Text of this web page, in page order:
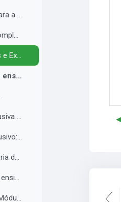
As principais barreiras para a inclusão.
Materiais para estudo complementar - Módulo 3.
Compartilhando Saberes e Experiências. 2
Módulo 4: Monitoria de ensino inclusiva no processo formativo de estudantes com Necessidades Educacionais Específicas - NEE no contexto da Educação Profissional e Tecnológica.
Monitoria de ensino inclusiva junto a estudante com Necessidades Educacionais Específicas - NEE no contexto da Educação Profissional e Tecnológica.
Monitoria de Ensino Inclusivo: Conceitos e Objetivos.
Contribuições da Monitoria de ensino inclusiva para o estudante com Necessidades Educacionais Específicas.
Glossário - Monitoria de ensino e educação inclusiva.
Materiais para estudo - Módulo 4.